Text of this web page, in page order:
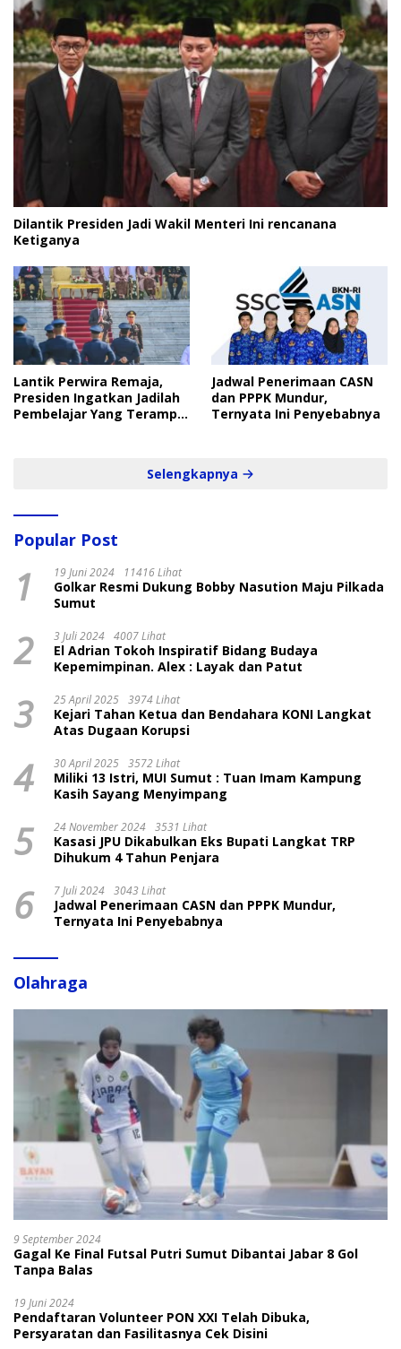
Dilantik Presiden Jadi Wakil Menteri Ini rencanana
Ketiganya
Lantik Perwira Remaja,
Presiden Ingatkan Jadilah
Pembelajar Yang Terampil
Jadwal Penerimaan CASN
dan PPPK Mundur,
Ternyata Ini Penyebabnya
Selengkapnya
Popular Post
1 19 Juni 2024 11416 Lihat
Golkar Resmi Dukung Bobby Nasution Maju Pilkada
Sumut
2 3 Juli 2024 4007 Lihat
El Adrian Tokoh Inspiratif Bidang Budaya
Kepemimpinan. Alex : Layak dan Patut
3 25 April 2025 3974 Lihat
Kejari Tahan Ketua dan Bendahara KONI Langkat
Atas Dugaan Korupsi
4 30 April 2025 3572 Lihat
Miliki 13 Istri, MUI Sumut : Tuan Imam Kampung
Kasih Sayang Menyimpang
5 24 November 2024 3531 Lihat
Kasasi JPU Dikabulkan Eks Bupati Langkat TRP
Dihukum 4 Tahun Penjara
6 7 Juli 2024 3043 Lihat
Jadwal Penerimaan CASN dan PPPK Mundur,
Ternyata Ini Penyebabnya
Olahraga
9 September 2024
Gagal Ke Final Futsal Putri Sumut Dibantai Jabar 8 Gol
Tanpa Balas
19 Juni 2024
Pendaftaran Volunteer PON XXI Telah Dibuka,
Persyaratan dan Fasilitasnya Cek Disini